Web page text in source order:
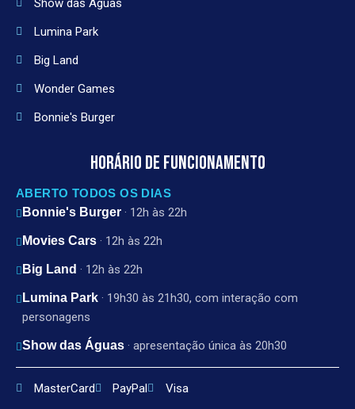
Show das Águas
Lumina Park
Big Land
Wonder Games
Bonnie's Burger
HORÁRIO DE FUNCIONAMENTO
ABERTO TODOS OS DIAS
Bonnie's Burger · 12h às 22h
Movies Cars · 12h às 22h
Big Land · 12h às 22h
Lumina Park · 19h30 às 21h30, com interação com
personagens
Show das Águas · apresentação única às 20h30
MasterCard PayPal Visa